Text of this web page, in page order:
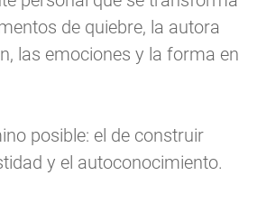
de quiebre, la autora
las emociones y la forma en
posible: el de construir
y el autoconocimiento.